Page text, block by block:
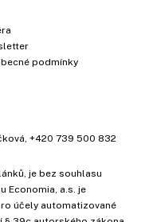
podmínky
, +420 739 500 832
je bez souhlasu
Economia, a.s. je
účely automatizované